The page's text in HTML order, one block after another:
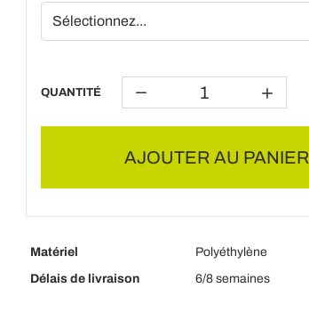
QUANTITÉ
AJOUTER AU PANIER
Matériel
Polyéthylène
Délais de livraison
6/8 semaines